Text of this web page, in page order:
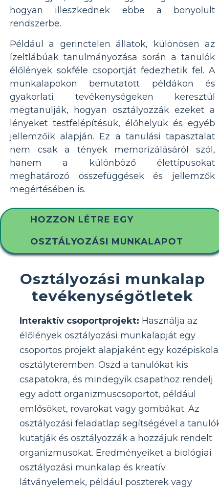
hogyan illeszkednek ebbe a bonyolult
rendszerbe.
Például a gerinctelen állatok, különösen az
ízeltlábúak tanulmányozása során a tanulók
élőlények sokféle csoportját fedezhetik fel. A
munkalapokon bemutatott példákon és
gyakorlati tevékenységeken keresztül
megtanulják, hogyan osztályozzák ezeket a
lényeket testfelépítésük, élőhelyük és egyéb
jellemzőik alapján. Ez a tanulási tapasztalat
nem csak a tények memorizálásáról szól,
hanem a különböző élettípusokat
meghatározó összefüggések és jellemzők
megértésében is.
HOZZON LÉTRE EGY
OSZTÁLYOZÁSI MUNKALAPOT
Osztályozási munkalap
tevékenységötletek
Interaktív csoportprojekt: Használja az
élőlények osztályozási munkalapját egy
csoportos projekt alapjaként egy
osztályteremben. Oszd a tanulókat kis
csapatokra, és mindegyik csapathoz rendelj
egy adott organizmuscsoportot, például
emlősöket, rovarokat vagy gombákat. Az
osztályozási feladatlap segítségével a
kutatják és osztályozzák a hozzájuk rendelt
organizmusokat. Eredményeiket a biológiai
osztályozási munkalap és kreatív
látványelemek, például poszterek vagy